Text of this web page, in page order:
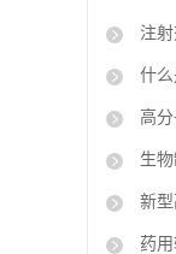
注
什么
高
生物
新
药